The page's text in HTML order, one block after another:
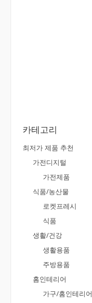
카테고리
최저가 제품 추천
가전디지털
가전제품
식품/농산물
로켓프레시
식품
생활/건강
생활용품
주방용품
홈인테리어
가구/홈인테리어